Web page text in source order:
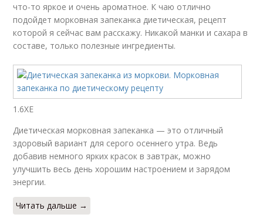
что-то яркое и очень ароматное. К чаю отлично
подойдет морковная запеканка диетическая, рецепт
которой я сейчас вам расскажу. Никакой манки и сахара в
составе, только полезные ингредиенты.
1.6ХЕ
Диетическая морковная запеканка — это отличный
здоровый вариант для серого осеннего утра. Ведь
добавив немного ярких красок в завтрак, можно
улучшить весь день хорошим настроением и зарядом
энергии.
Читать дальше →